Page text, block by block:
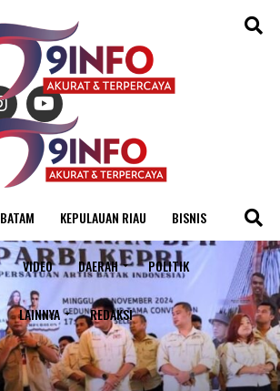
BATAM KEPULAUAN RIAU BISNIS
VIDEO DAERAH POLITIK
LAINNYA REDAKSI
Exit mobile version